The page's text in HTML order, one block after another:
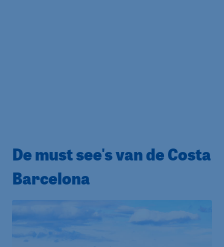
De must see's van de Costa
Barcelona